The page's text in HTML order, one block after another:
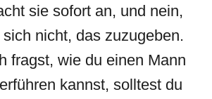
sie sofort an, und nein,
nicht, das zuzugeben.
fragst, wie du einen Mann
kannst, solltest du